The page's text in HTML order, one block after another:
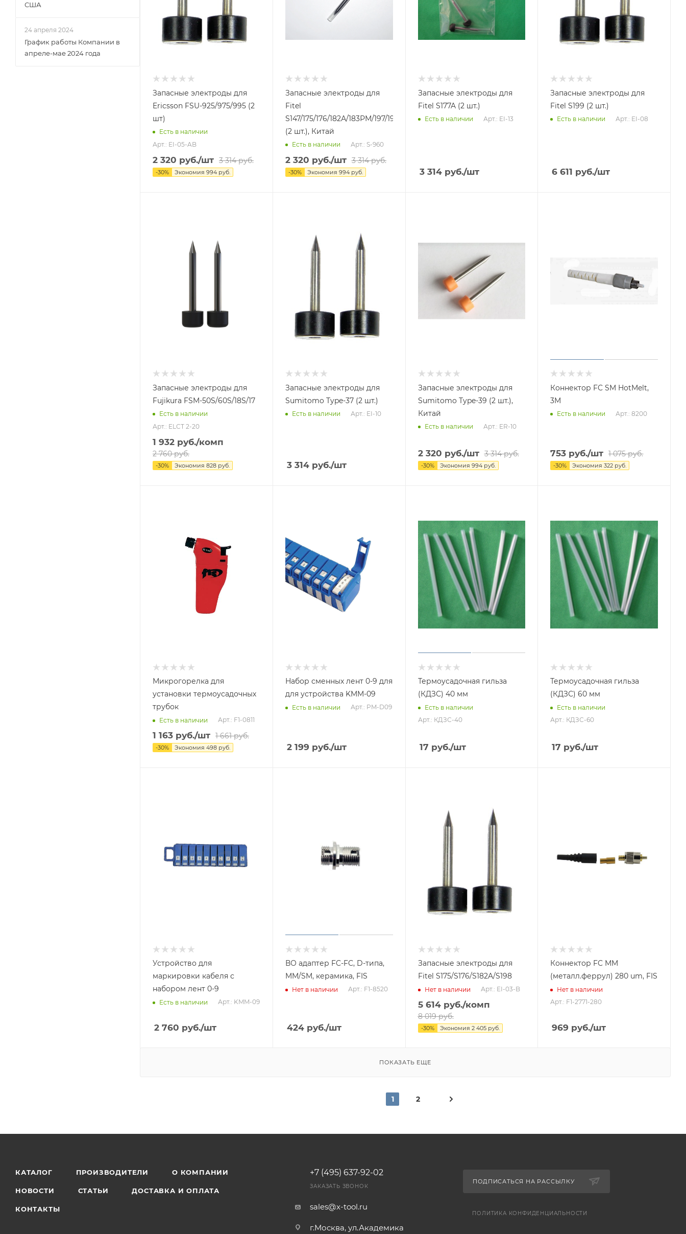
Запасные электроды для
Ericsson FSU-925/975/995 (2
шт)
Есть в наличии
Арт.: EI-05-AB
2 320 руб./шт 3 314руб.
-30% Экономия 994 руб.
Запасные электроды для
Fitel
S147/175/176/182А/183РМ/197/198
(2 шт.), Китай
Есть в наличии Арт.: S-960
2 320 руб./шт 3 314руб.
-30% Экономия 994руб.
Запасные электроды для
Fitel S177A (2 шт.)
Есть в наличии Арт.: EI-13
3 314руб./шт
Запасные электроды для
Fitel S199 (2 шт.)
Есть в наличии Арт.: EI-08
6 611 руб./шт
Запасные электроды для
Fujikura FSM-50S/60S/18S/17
Есть в наличии
Арт.: ELCT 2-20
1 932 руб./комп
2 760руб.
-30% Экономия 828 руб.
Запасные электроды для
Sumitomo Type-37 (2 шт.)
Есть в наличии Арт.: EI-10
3 314руб./шт
Запасные электроды для
Sumitomo Type-39 (2 шт.),
Китай
Есть в наличии Арт.: ER-10
2 320 руб./шт 3 314руб.
-30% Экономия 994руб.
Коннектор FC SM HotMelt,
3M
Есть в наличии Арт.: 8200
753 руб./шт 1 075руб.
-30% Экономия322 руб.
Микрогорелка для
установки термоусадочных
трубок
Есть в наличии Арт.: F1-0811
1 163 руб./шт 1 661руб.
-30% Экономия 498 руб.
Набор сменных лент 0-9 для
для устройства KMM-09
Есть в наличии Арт.: PM-D09
2 199 руб./шт
Термоусадочная гильза
(КДЗС) 40 мм
Есть в наличии
Арт.: КДЗС-40
17 руб./шт
Термоусадочная гильза
(КДЗС) 60 мм
Есть в наличии
Арт.: КДЗС-60
17 руб./шт
Устройство для
маркировки кабеля с
набором лент 0-9
Есть в наличии Арт.: KMM-09
2 760 руб./шт
ВО адаптер FC-FC, D-типа,
MM/SM, керамика, FIS
Нет в наличии Арт.: F1-8520
424руб./шт
Запасные электроды для
Fitel S175/S176/S182A/S198
Нет в наличии Арт.: EI-03-B
5 614руб./комп
8 019руб.
-30% Экономия 2 405руб.
Коннектор FC MM
(металл.феррул) 280 um, FIS
Нет в наличии
Арт.: F1-2771-280
969 руб./шт
ПОКАЗАТЬ ЕЩЕ
1 2
США
24 апреля 2024
График работы Компании в
апреле-мае 2024 года
КАТАЛОГ ПРОИЗВОДИТЕЛИ О КОМПАНИИ
НОВОСТИ СТАТЬИ ДОСТАВКА И ОПЛАТА
КОНТАКТЫ
+7 (495) 637-92-02
ЗАКАЗАТЬ ЗВОНОК
sales@x-tool.ru
г.Москва, ул.Академика
ПОДПИСАТЬСЯ НА РАССЫЛКУ
ПОЛИТИКА КОНФИДЕНЦИАЛЬНОСТИ